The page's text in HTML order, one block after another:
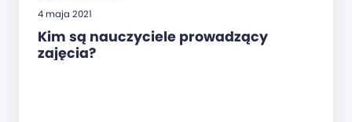
4 maja 2021
Kim są nauczyciele prowadzący
zajęcia?